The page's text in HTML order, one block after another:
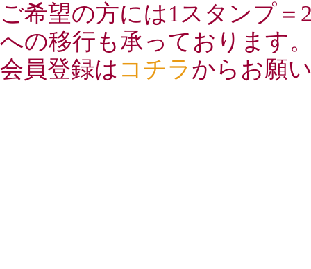
ご希望の方には1スタンプ＝
への移行も承っております
会員登録は コチラからお願